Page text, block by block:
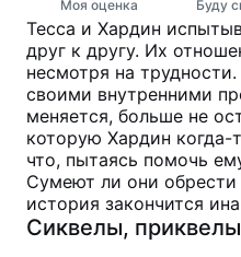
Моя оценка Буду
Тесса и Хардин
друг к другу. Их
несмотря на
своими внутренними
меняется, больше не
которую Хардин когда-
что, пытаясь помочь
Сумеют ли они обрести
история закончится
Сиквелы,